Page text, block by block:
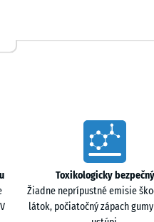
podlahy. Odvetraná
polypropylénu s
Nepoužívajú sa
od −25 °C do +60 °C. Spodná
podperami so širokými
rozkladajú zaťaženie na
na nosný a rovný
Toxikologicky bezpečný
Žiadne neprípustné emisie
látok, počiatočný zápach